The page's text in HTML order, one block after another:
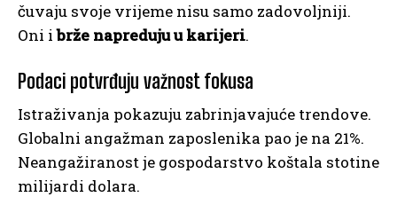
čuvaju svoje vrijeme nisu samo zadovoljniji.
Oni ibrže napreduju u karijeri.
Podaci potvrđuju važnost fokusa
Istraživanja pokazuju zabrinjavajuće trendove.
Globalni angažman zaposlenika pao je na 21%.
Neangažiranost je gospodarstvo koštala stotine
milijardi dolara.